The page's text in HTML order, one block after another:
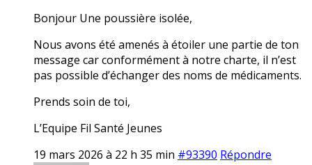
Bonjour Une poussière isolée,
Nous avons été amenés à étoiler une partie de ton
message car conformément à notre charte, il n’est
pas possible d’échanger des noms de médicaments.
Prends soin de toi,
L’Equipe Fil Santé Jeunes
19 mars 2026 à 22 h 35 min #93390 Répondre